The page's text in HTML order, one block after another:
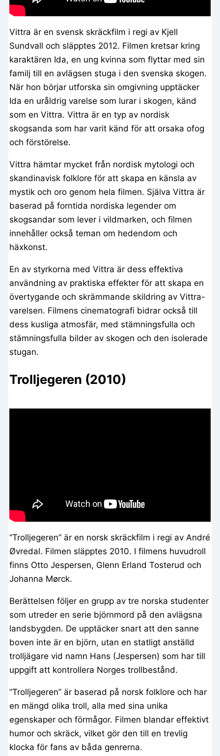
Vittra är en svensk skräckfilm i regi av Kjell
Sundvall och släpptes 2012. Filmen kretsar kring
karaktären Ida, en ung kvinna som flyttar med sin
familj till en avlägsen stuga i den svenska skogen.
När hon börjar utforska sin omgivning upptäcker
Ida en uråldrig varelse som lurar i skogen, känd
som en Vittra. Vittra är en typ av nordisk
skogsanda som har varit känd för att orsaka ofog
och förstörelse.
Vittra hämtar mycket från nordisk mytologi och
skandinavisk folklore för att skapa en känsla av
mystik och oro genom hela filmen. Själva Vittra är
baserad på forntida nordiska legender om
skogsandar som lever i vildmarken, och filmen
innehåller också teman om hedendom och
häxkonst.
En av styrkorna med Vittra är dess effektiva
användning av praktiska effekter för att skapa en
övertygande och skrämmande skildring av Vittra-
varelsen. Filmens cinematografi bidrar också till
dess kusliga atmosfär, med stämningsfulla och
stämningsfulla bilder av skogen och den isolerade
stugan.
Trolljegeren (2010)
”Trolljegeren” är en norsk skräckfilm i regi av André
Øvredal. Filmen släpptes 2010. I filmens huvudroll
finns Otto Jespersen, Glenn Erland Tosterud och
Johanna Mørck.
Berättelsen följer en grupp av tre norska studenter
som utreder en serie björnmord på den avlägsna
landsbygden. De upptäcker snart att den sanne
boven inte är en björn, utan en statligt anställd
trolljägare vid namn Hans (Jespersen) som har till
uppgift att kontrollera Norges trollbestånd.
”Trolljegeren” är baserad på norsk folklore och har
en mängd olika troll, alla med sina unika
egenskaper och förmågor. Filmen blandar effektivt
humor och skräck, vilket gör den till en trevlig
klocka för fans av båda genrerna.